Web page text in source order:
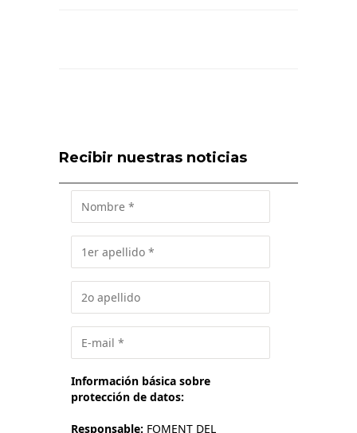
Recibir nuestras noticias
Información básica sobre
protección de datos:
Responsable: FOMENT DEL